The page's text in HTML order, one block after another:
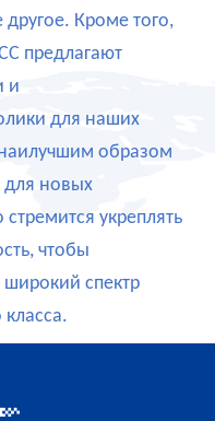
Кроме того,
предлагают
и
для наших
наилучшим образом
для новых
укреплять
чтобы
спектр